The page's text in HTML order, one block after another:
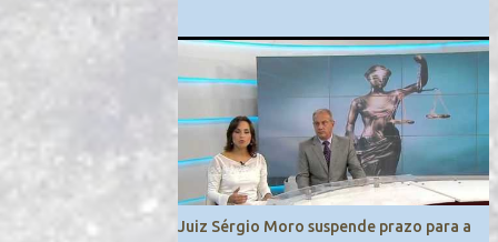
Juiz Sérgio Moro suspende prazo para a